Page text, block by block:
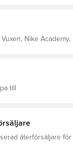
Nike Academy,
till
återförsäljare